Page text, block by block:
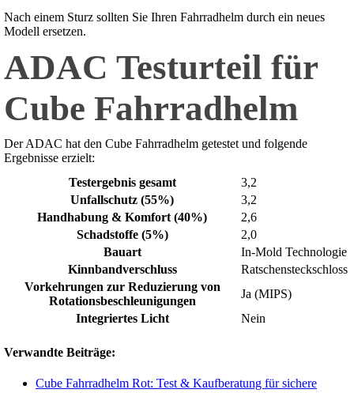
Nach einem Sturz sollten Sie Ihren Fahrradhelm durch ein neues
Modell ersetzen.
ADAC Testurteil für
Cube Fahrradhelm
Der ADAC hat den Cube Fahrradhelm getestet und folgende
Ergebnisse erzielt:
Testergebnis gesamt
3,2
Unfallschutz (55%)
3,2
Handhabung & Komfort (40%)
2,6
Schadstoffe (5%)
2,0
Bauart
In-Mold Technologie
Kinnbandverschluss
Ratschensteckschloss
Vorkehrungen zur Reduzierung von
Rotationsbeschleunigungen
Ja (MIPS)
Integriertes Licht
Nein
Verwandte Beiträge:
Cube Fahrradhelm Rot: Test & Kaufberatung für sichere